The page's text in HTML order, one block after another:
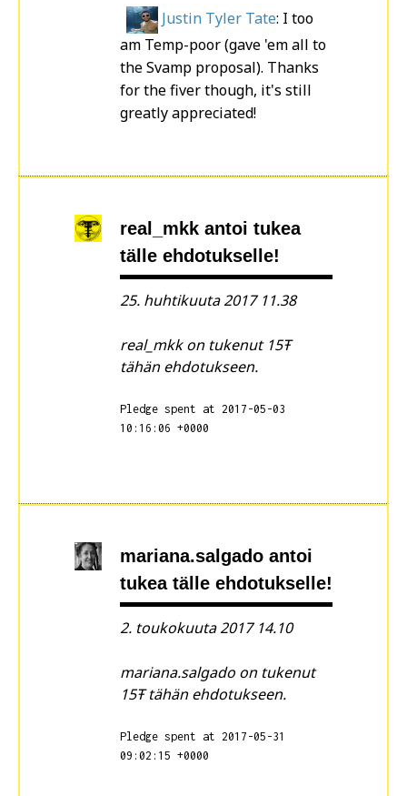
Justin Tyler Tate: I too
am Temp-poor (gave 'em all to
the Svamp proposal). Thanks
for the fiver though, it's still
greatly appreciated!
real_mkk antoi tukea
tälle ehdotukselle!
25. huhtikuuta 2017 11.38
real_mkk on tukenut 15Ŧ
tähän ehdotukseen.
Pledge spent at 2017-05-03
10:16:06 +0000
mariana.salgado antoi
tukea tälle ehdotukselle!
2. toukokuuta 2017 14.10
mariana.salgado on tukenut
15Ŧ tähän ehdotukseen.
Pledge spent at 2017-05-31
09:02:15 +0000